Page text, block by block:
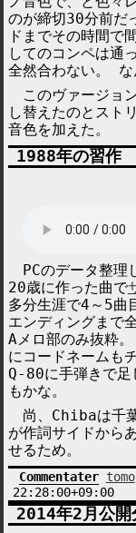
のが締切30分前だ
ドまでその時間で
してのコンペは通
全然合わない。 な
このヴァージョ
し替えたのとス
音色を加えた。
1988年の習作
PCのデータ整理
20歳に作った曲で
多分生涯で4～5曲
エンディングまで
Aメロ部のみ抜粋
にコードネームも
Q-80に手弾きで足
もかな。
尚、Chibaは千
が作詞サイドから
せるため。
Commentater tomo
22:28:00+09:00
2014年2月公開